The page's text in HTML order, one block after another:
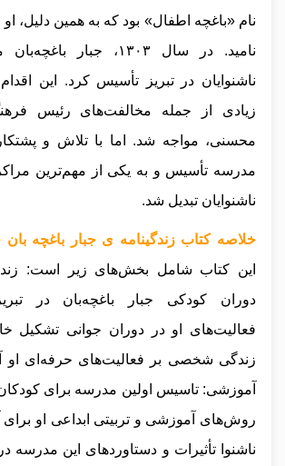
نام «باغچه اطفال» بود که به همین دلیل، او
نامید. در سال ۱۳۰۳، جبار
ناشنوایان در تبریز تأسیس کرد. این
زیادی از جمله مخالفت‌های رئیس
محسنی، مواجه شد. اما با تلاش و پشتکار
مدرسه تأسیس و به یکی از مهم‌ترین
ناشنوایان تبدیل شد.
خلاصه کتاب زندگینامه ی جبار باغچه بان
این کتاب شامل بخش‌های زیر است:
دوران کودکی جبار باغچه‌بان در
فعالیت‌های او در دوران جوانی تشکیل
زندگی شخصی بر فعالیت‌های حرفه‌ای او
آموزشی: تاسیس اولین مدرسه برای کودکان
روش‌های آموزشی و تربیتی ابداعی او
ناشنوا تأثیرات و دستاوردهای این مدرسه